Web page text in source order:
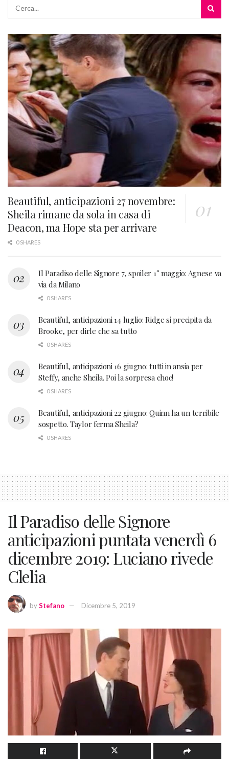
Beautiful, anticipazioni 27 novembre:
Sheila rimane da sola in casa di
Deacon, ma Hope sta per arrivare
0 SHARES
Il Paradiso delle Signore 7, spoiler 1° maggio: Agnese va
via da Milano
0 SHARES
Beautiful, anticipazioni 14 luglio: Ridge si precipita da
Brooke, per dirle che sa tutto
0 SHARES
Beautiful, anticipazioni 16 giugno: tutti in ansia per
Steffy, anche Sheila. Poi la sorpresa choc!
0 SHARES
Beautiful, anticipazioni 22 giugno: Quinn ha un terribile
sospetto. Taylor ferma Sheila?
0 SHARES
Il Paradiso delle Signore
anticipazioni puntata venerdì 6
dicembre 2019: Luciano rivede
Clelia
byStefano Dicembre 5, 2019